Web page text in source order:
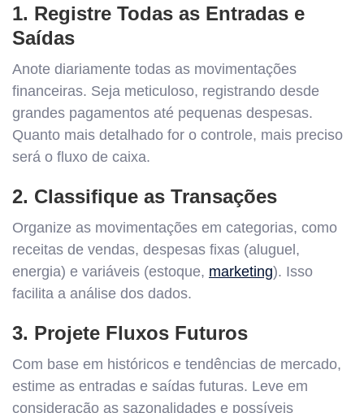
1. Registre Todas as Entradas e
Saídas
Anote diariamente todas as movimentações
financeiras. Seja meticuloso, registrando desde
grandes pagamentos até pequenas despesas.
Quanto mais detalhado for o controle, mais preciso
será o fluxo de caixa.
2. Classifique as Transações
Organize as movimentações em categorias, como
receitas de vendas, despesas fixas (aluguel,
energia) e variáveis (estoque, marketing). Isso
facilita a análise dos dados.
3. Projete Fluxos Futuros
Com base em históricos e tendências de mercado,
estime as entradas e saídas futuras. Leve em
consideração as sazonalidades e possíveis